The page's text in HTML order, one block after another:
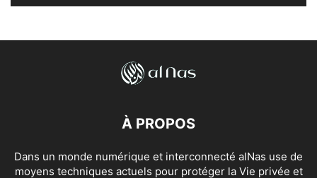
À PROPOS
Dans un monde numérique et interconnecté alNas use de
moyens techniques actuels pour protéger la Vie privée et